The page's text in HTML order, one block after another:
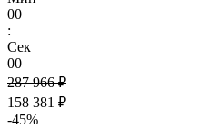
00
:
Сек
00
287 966 ₽
158 381 ₽
-45%